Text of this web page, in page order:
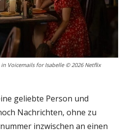
Voicemails for Isabelle © 2026 Netflix
geliebte Person und
Nachrichten, ohne zu
inzwischen an einen